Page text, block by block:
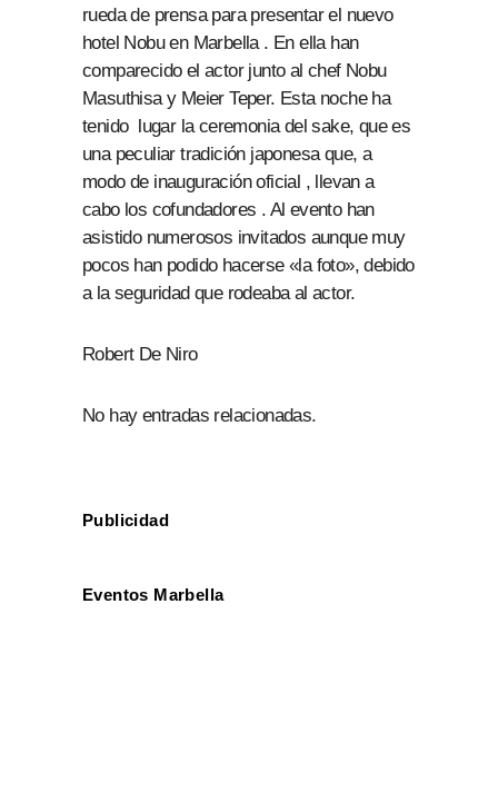
rueda de prensa para presentar el nuevo
hotel Nobu en Marbella . En ella han
comparecido el actor junto al chef Nobu
Masuthisa y Meier Teper. Esta noche ha
tenido lugar la ceremonia del sake, que es
una peculiar tradición japonesa que, a
modo de inauguración oficial , llevan a
cabo los cofundadores . Al evento han
asistido numerosos invitados aunque muy
pocos han podido hacerse «la foto», debido
a la seguridad que rodeaba al actor.
Robert De Niro
No hay entradas relacionadas.
Publicidad
Eventos Marbella